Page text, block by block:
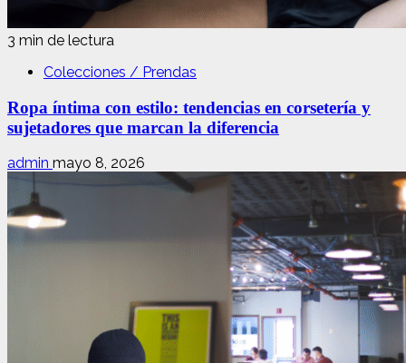
3 min de lectura
Colecciones / Prendas
Ropa íntima con estilo: tendencias en corsetería y
sujetadores que marcan la diferencia
admin mayo 8, 2026